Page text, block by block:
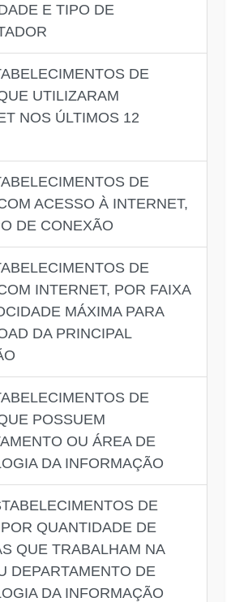
E TIPO DE
DE
UTILIZARAM
NOS ÚLTIMOS 12
DE
ACESSO À INTERNET,
DE CONEXÃO
DE
INTERNET, POR FAIXA
MÁXIMA PARA
DA PRINCIPAL
DE
POSSUEM
OU ÁREA DE
DA INFORMAÇÃO
DE
QUANTIDADE DE
QUE TRABALHAM NA
DEPARTAMENTO DE
DA INFORMAÇÃO